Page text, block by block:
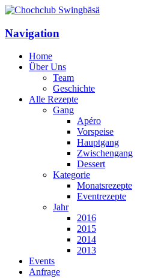
Navigation
Home
Über Uns
Team
Geschichte
Alle Rezepte
Gang
Apéro
Vorspeise
Hauptgang
Zwischengang
Dessert
Kategorie
Monatsrezepte
Eventrezepte
Jahr
2016
2015
2014
2013
Events
Anfrage